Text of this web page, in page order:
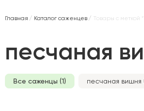
Главная Каталог саженцев Товары с меткой
песчаная
Все саженцы (1) песчаная вишня